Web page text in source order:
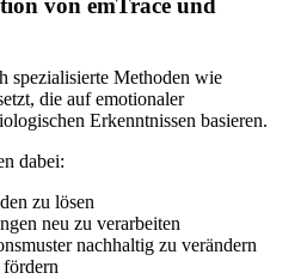
von emTrace und
spezialisierte Methoden wie
die auf emotionaler
Erkenntnissen basieren.
dabei:
zu lösen
neu zu verarbeiten
nachhaltig zu verändern
fördern